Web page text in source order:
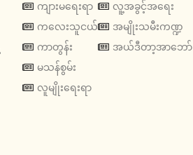
ကျားမရေးရာ
ကလေးသူငယ်
ကာတွန်း
မသန်စွမ်း
လူမျိုးရေးရာ
လူ့အခွင့်အရေး
အမျိုးသမီးကဏ္ဍ
အယ်ဒီတာ့အာဘော်